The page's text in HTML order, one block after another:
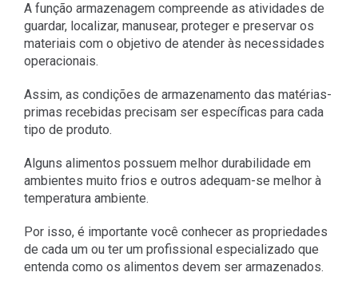
A função armazenagem compreende as atividades de
guardar, localizar, manusear, proteger e preservar os
materiais com o objetivo de atender às necessidades
operacionais.
Assim, as condições de armazenamento das matérias-
primas recebidas precisam ser específicas para cada
tipo de produto.
Alguns alimentos possuem melhor durabilidade em
ambientes muito frios e outros adequam-se melhor à
temperatura ambiente.
Por isso, é importante você conhecer as propriedades
de cada um ou ter um profissional especializado que
entenda como os alimentos devem ser armazenados.